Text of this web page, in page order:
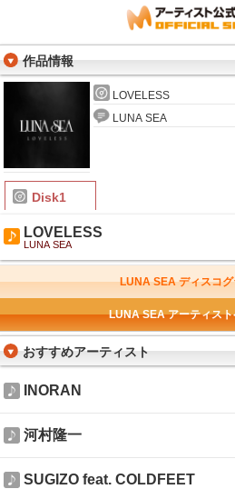
作品情報
LOVELESS
LUNA SEA
Disk1
LOVELESS
LUNA SEA
LUNA SEA ディスコ
LUNA SEA アーティスト
おすすめアーティスト
INORAN
河村隆一
SUGIZO feat. COLDFEET